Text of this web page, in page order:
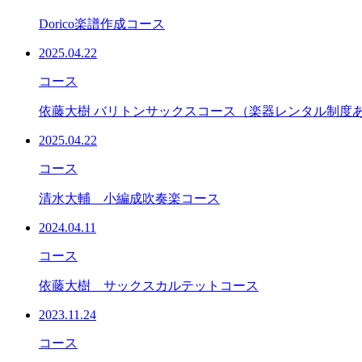
Dorico楽譜作成コース
2025.04.22
コース
依藤大樹 バリトンサックスコース（楽器レンタル制度
2025.04.22
コース
清水大輔 小編成吹奏楽コース
2024.04.11
コース
依藤大樹 サックスカルテットコース
2023.11.24
コース